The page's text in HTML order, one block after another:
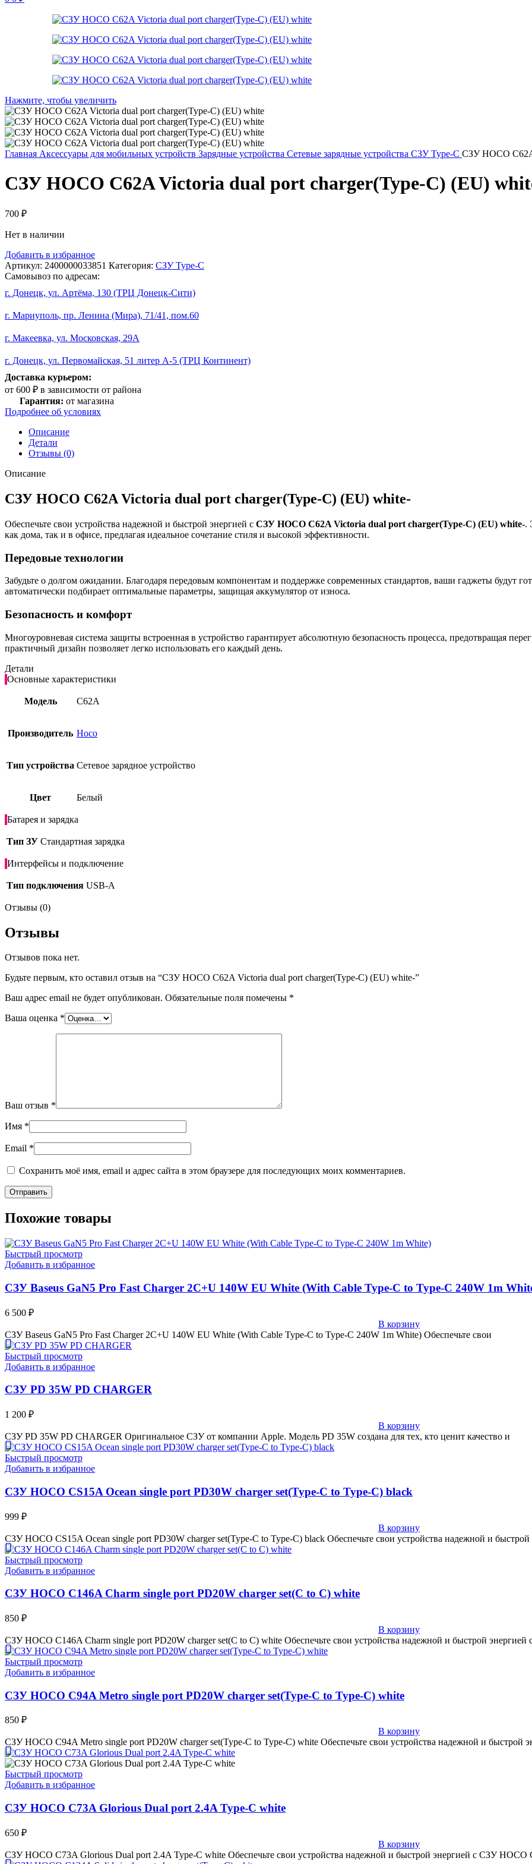
Нажмите, чтобы увеличить
Главная Аксессуары для мобильных устройств Зарядные устройства Сетевые зарядные устройства СЗУ Type-C СЗУ HOCO
СЗУ HOCO C62A Victoria dual port charger(Type-C) (EU)
700 ₽
Нет в наличии
Добавить в избранное
Артикул: 2400000033851 Категория: СЗУ Type-C
Самовывоз по адресам:
г. Донецк, ул. Артёма, 130 (ТРЦ Донецк-Сити)
г. Мариуполь, пр. Ленина (Мира), 71/41, пом.60
г. Макеевка, ул. Московская, 29А
г. Донецк, ул. Первомайская, 51 литер А-5 (ТРЦ Континент)
Доставка курьером:
от 600 ₽ в зависимости от района
Гарантия: от магазина
Подробнее об условиях
Описание
Детали
Отзывы (0)
Описание
СЗУ HOCO C62A Victoria dual port charger(Type-C) (EU) white-
Обеспечьте свои устройства надежной и быстрой энергией с СЗУ HOCO C62A Victoria dual port charger(Type-C) (EU) white-.
как дома, так и в офисе, предлагая идеальное сочетание стиля и высокой эффективности.
Передовые технологии
Забудьте о долгом ожидании. Благодаря передовым компонентам и поддержке современных стандартов, ваши гаджеты будут
автоматически подбирает оптимальные параметры, защищая аккумулятор от износа.
Безопасность и комфорт
Многоуровневая система защиты встроенная в устройство гарантирует абсолютную безопасность процесса, предотвращая
практичный дизайн позволяет легко использовать его каждый день.
Детали
Основные характеристики
Модель C62A
Производитель Hoco
Тип устройства Сетевое зарядное устройство
Цвет Белый
Батарея и зарядка
Тип ЗУ Стандартная зарядка
Интерфейсы и подключение
Тип подключения USB-A
Отзывы (0)
Отзывы
Отзывов пока нет.
Будьте первым, кто оставил отзыв на “СЗУ HOCO C62A Victoria dual port charger(Type-C) (EU) white-”
Ваш адрес email не будет опубликован. Обязательные поля помечены *
Ваша оценка *
Ваш отзыв *
Имя *
Email *
Сохранить моё имя, email и адрес сайта в этом браузере для последующих моих комментариев.
Похожие товары
Быстрый просмотр
Добавить в избранное
СЗУ Baseus GaN5 Pro Fast Charger 2C+U 140W EU White (With Cable Type-C to Type-C 240W 1m
6 500 ₽
В корзину
СЗУ Baseus GaN5 Pro Fast Charger 2C+U 140W EU White (With Cable Type-C to Type-C 240W 1m White) Обеспечьте свои
Быстрый просмотр
Добавить в избранное
СЗУ PD 35W PD CHARGER
1 200 ₽
В корзину
СЗУ PD 35W PD CHARGER Оригинальное СЗУ от компании Apple. Модель PD 35W создана для тех, кто ценит качество и
Быстрый просмотр
Добавить в избранное
СЗУ HOCO CS15A Ocean single port PD30W charger set(Type-C to Type-C) black
999 ₽
В корзину
СЗУ HOCO CS15A Ocean single port PD30W charger set(Type-C to Type-C) black Обеспечьте свои устройства надежной и быстрой
Быстрый просмотр
Добавить в избранное
СЗУ HOCO C146A Charm single port PD20W charger set(C to C) white
850 ₽
В корзину
СЗУ HOCO C146A Charm single port PD20W charger set(C to C) white Обеспечьте свои устройства надежной и быстрой энергией
Быстрый просмотр
Добавить в избранное
СЗУ HOCO C94A Metro single port PD20W charger set(Type-C to Type-C) white
850 ₽
В корзину
СЗУ HOCO C94A Metro single port PD20W charger set(Type-C to Type-C) white Обеспечьте свои устройства надежной и быстрой
Быстрый просмотр
Добавить в избранное
СЗУ HOCO C73A Glorious Dual port 2.4A Type-C white
650 ₽
В корзину
СЗУ HOCO C73A Glorious Dual port 2.4A Type-C white Обеспечьте свои устройства надежной и быстрой энергией с СЗУ HOCO